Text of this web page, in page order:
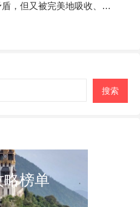
，但又被完美地吸收、…
搜索
略榜单